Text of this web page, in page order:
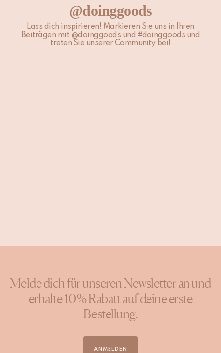
Für weitere Informationen besuche unsere Seite
Lieferung
@doinggoods
Lass dich inspirieren! Markieren Sie uns in Ihren
Beiträgen mit @doinggoods und #doinggoods und
treten Sie unserer Community bei!
Melde dich für unseren Newsletter an und
erhalte 10 % Rabatt auf deine erste
Bestellung.
ANMELDEN